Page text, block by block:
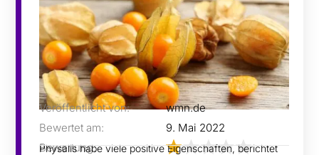
Veröffentlicht von:
wmn.de
Bewertet am:
9. Mai 2022
Bewertung:
Physalis habe viele positive Eigenschaften, berichtet